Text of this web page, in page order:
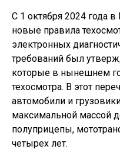
С 1 октября 2024 года
новые правила
электронных
требований был
которые в нынешнем
техосмотра. В этот
автомобили и
максимальной массой
полуприцепы,
четырех лет.